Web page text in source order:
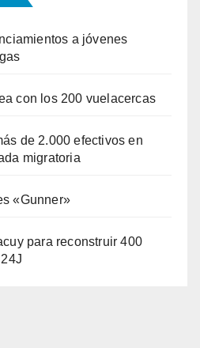
a jóvenes
con los 200 vuelacercas
de 2.000 efectivos en
migratoria
«Gunner»
para reconstruir 400